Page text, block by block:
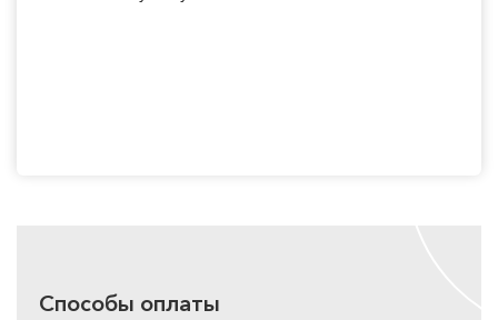
Способы оплаты